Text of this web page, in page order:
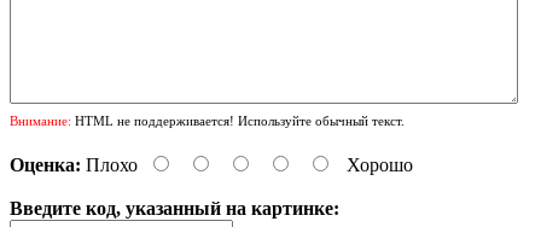
Внимание: HTML не поддерживается! Используйте обычный текст.
Оценка: Плохо Хорошо
Введите код, указанный на картинке: